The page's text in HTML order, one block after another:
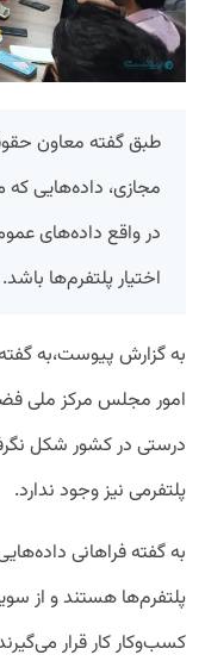
طبق گفته معاون
مجازی، داده‌هایی
در واقع داده‌‌های
اختیار پلتفرم‌ها باشد.
به گزارش پیوست،به
امور مجلس مرکز ملی
درستی در کشور شکل
پلتفرمی نیز وجود ندارد.
به گفته فراهانی
پلتفرم‌ها هستند و از
کسب‌وکار کار قرار